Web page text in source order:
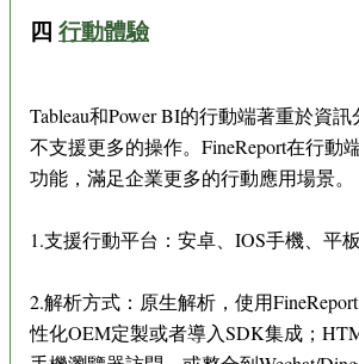
四 行動體驗
Tableau和Power BI的行動端著重於資訊
不支援更多的操作。FineReport在行動
功能，滿足企業更多的行動應用場景。
1.支援行動平台：安卓、IOS手機、平
2.解析方式：原生解析，使用
性化OEM定製或者導入SDK集成；